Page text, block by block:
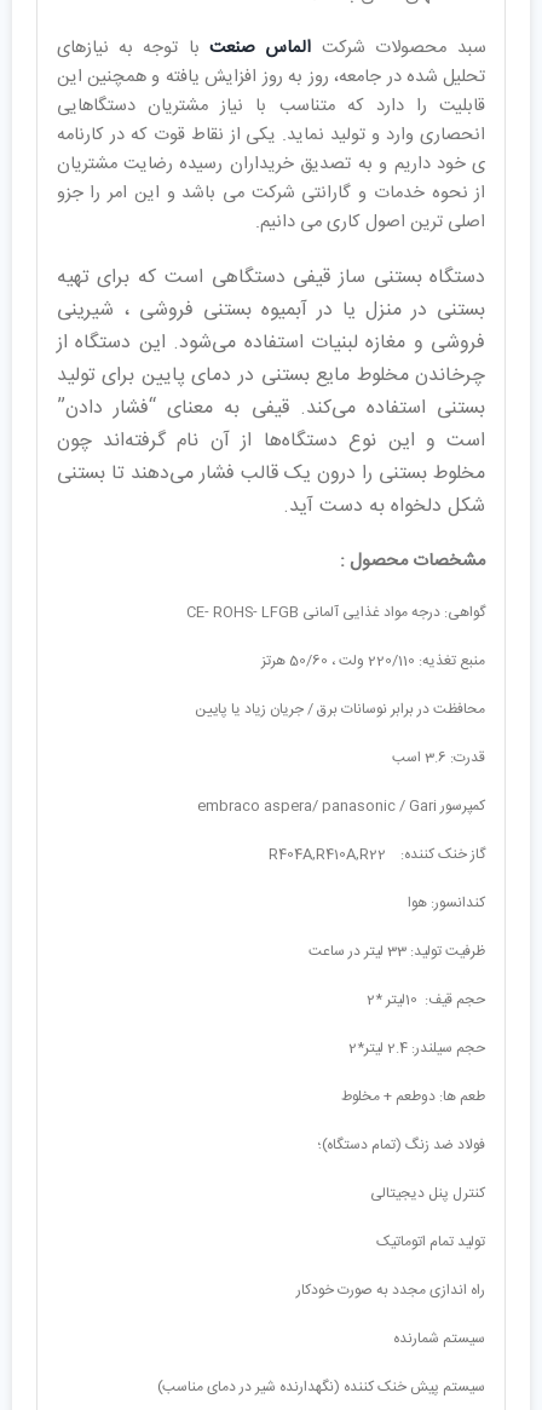
سبد محصولات شرکت الماس صنعت با توجه به نیازهای
تحلیل شده در جامعه، روز به روز افزایش يافته و همچنین این
قابلیت را دارد که متناسب با نیاز مشتریان دستگاهایی
انحصاری وارد و تولید نماید. یکی از نقاط قوت که در کارنامه
ی خود داریم و به تصدیق خریداران رسیده رضایت مشتریان
از نحوه خدمات و گارانتی شرکت می باشد و این امر را جزو
اصلی ترین اصول کاری می دانیم.
دستگاه بستنی ساز قیفی دستگاهی است که برای تهیه
بستنی در منزل یا در آبمیوه بستنی فروشی ، شیرینی
فروشی و مغازه لبنیات استفاده می‌شود. این دستگاه از
چرخاندن مخلوط مایع بستنی در دمای پایین برای تولید
بستنی استفاده می‌کند. قیفی به معنای “فشار دادن”
است و این نوع دستگاه‌ها از آن نام گرفته‌اند چون
مخلوط بستنی را درون یک قالب فشار می‌دهند تا بستنی
شکل دلخواه به دست آید.
مشخصات محصول :
گواهی: درجه مواد غذایی آلمانی CE- ROHS- LFGB
منبع تغذیه: 220/110 ولت ، 50/60 هرتز
محافظت در برابر نوسانات برق / جریان زیاد یا پایین
قدرت: 3.6 اسب
کمپرسور embraco aspera/ panasonic / Gari
گاز خنک کننده: R404A,R410A,R22
کندانسور: هوا
ظرفیت تولید: 33 لیتر در ساعت
حجم قیف: 10لیتر *2
حجم سیلندر: 2.4 لیتر*2
طعم ها: دوطعم + مخلوط
فولاد ضد زنگ (تمام دستگاه)؛
کنترل پنل دیجیتالی
تولید تمام اتوماتیک
راه اندازی مجدد به صورت خودکار
سیستم شمارنده
سیستم پیش خنک کننده (نگهدارنده شیر در دمای مناسب)